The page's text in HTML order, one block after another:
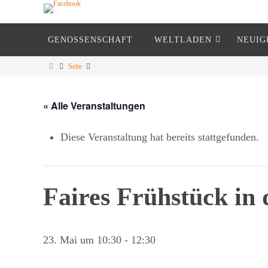
Weltoffen-Germering
GENOSSENSCHAFT WELTLADEN
Seite
« Alle Veranstaltungen
Diese Veranstaltung hat bereits stattgefunden.
Faires Frühstück in
23. Mai um 10:30 - 12:30